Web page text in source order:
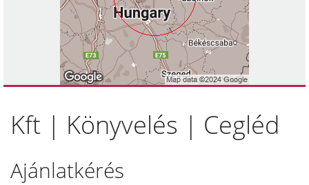
Képzésnaptár
Kft | Könyvelés | Cegléd
Ajánlatkérés